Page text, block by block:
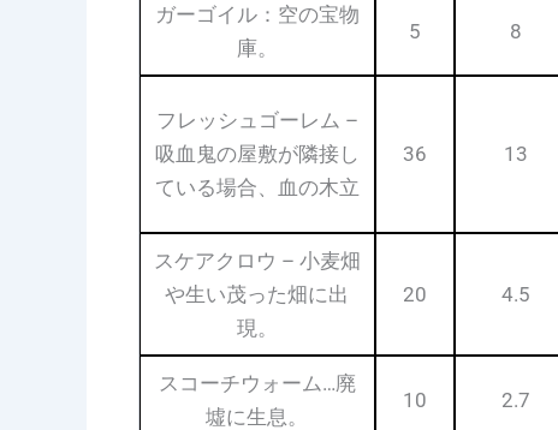
ガーゴイル：空の宝物
庫。
5 8
フレッシュゴーレム –
吸血鬼の屋敷が隣接し
ている場合、血の木立
36 13
スケアクロウ – 小麦畑
や生い茂った畑に出
現。
20 4.5
スコーチウォーム…廃
墟に生息。
10 2.7